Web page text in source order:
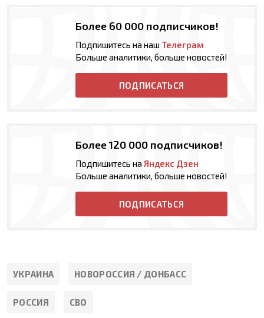
Более 60 000 подписчиков!
Подпишитесь на наш Телеграм
Больше аналитики, больше новостей!
ПОДПИСАТЬСЯ
Более 120 000 подписчиков!
Подпишитесь на Яндекс Дзен
Больше аналитики, больше новостей!
ПОДПИСАТЬСЯ
УКРАИНА НОВОРОССИЯ / ДОНБАСС
РОССИЯ СВО